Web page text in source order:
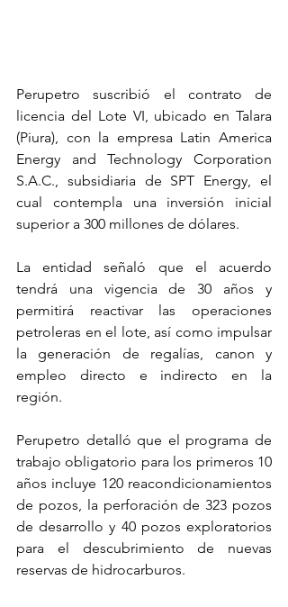
Perupetro suscribió el contrato de
licencia del Lote VI, ubicado en Talara
(Piura), con la empresa Latin America
Energy and Technology Corporation
S.A.C., subsidiaria de SPT Energy, el
cual contempla una inversión inicial
superior a 300 millones de dólares.
La entidad señaló que el acuerdo
tendrá una vigencia de 30 años y
permitirá reactivar las operaciones
petroleras en el lote, así como impulsar
la generación de regalías, canon y
empleo directo e indirecto en la
región.
Perupetro detalló que el programa de
trabajo obligatorio para los primeros 10
años incluye 120 reacondicionamientos
de pozos, la perforación de 323 pozos
de desarrollo y 40 pozos exploratorios
para el descubrimiento de nuevas
reservas de hidrocarburos.